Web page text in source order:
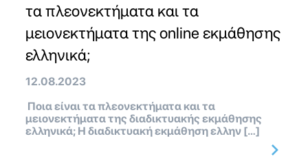
τα πλεονεκτήματα και τα
μειονεκτήματα της online εκμάθησης
ελληνικά;
12.08.2023
Ποια είναι τα πλεονεκτήματα και τα
μειονεκτήματα της διαδικτυακής εκμάθησης
ελληνικά; Η διαδικτυακή εκμάθηση ελλην […]